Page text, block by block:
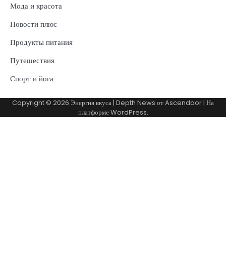
Мода и красота
Новости плюс
Продукты питания
Путешествия
Спорт и йога
Copyright © 2026 Энергия вкуса | Depth News отAscendoor | На
платформеWordPress.